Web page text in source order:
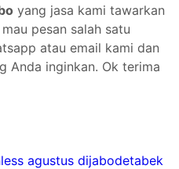
yang jasa kami tawarkan
pesan salah satu
atau email kami dan
Anda inginkan. Ok terima
agustus dijabodetabek